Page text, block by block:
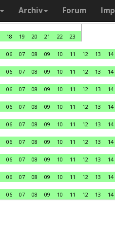
Archiv Forum
18 19 20 21 22
23
06 07 08 09 10 11 12 13 14
06 07 08 09 10 11 12 13 14
06 07 08 09 10 11 12 13 14
06 07 08 09 10 11 12 13 14
06 07 08 09 10 11 12 13 14
06 07 08 09 10 11 12 13 14
06 07 08 09 10 11 12 13 14
06 07 08 09 10 11 12 13 14
06 07 08 09 10 11 12 13 14